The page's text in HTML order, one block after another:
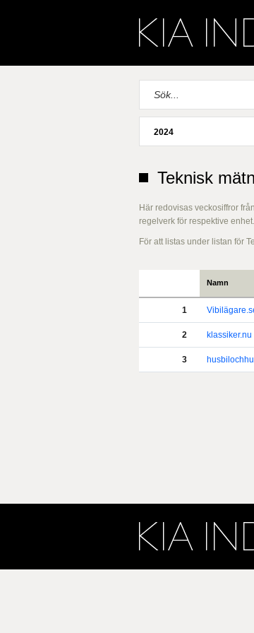
2024
Teknisk
Här redovisas veckosiffror
regelverk för respektive enhet.
För att listas under listan för
Namn
1
2 klassiker.nu
3